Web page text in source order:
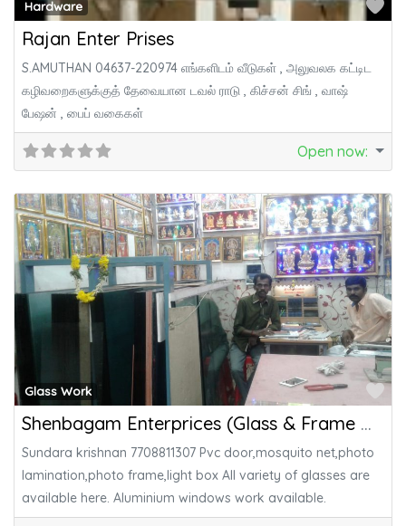
Hardware
Rajan Enter Prises
S.AMUTHAN 04637-220974 எங்களிடம் வீடுகள் , அலுவலக கட்டிட
கழிவறைகளுக்குத் தேவையான டவல் ராடு , கிச்சன் சிங் , வாஷ்
பேஷன் , பைப் வகைகள்
Open now:
Glass Work
Shenbagam Enterprices (Glass & Frame Work)
Sundara krishnan 7708811307 Pvc door,mosquito net,photo
lamination,photo frame,light box All variety of glasses are
available here. Aluminium windows work available.